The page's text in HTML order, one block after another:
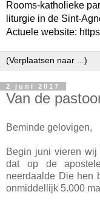
Rooms-katholieke
liturgie in de Sint-
Actuele website:
2 juni 2017
Van de
Beminde gelovigen,
Begin juni vieren wij
dat op de
neerdaalde Die hen
onmiddellijk 5.000